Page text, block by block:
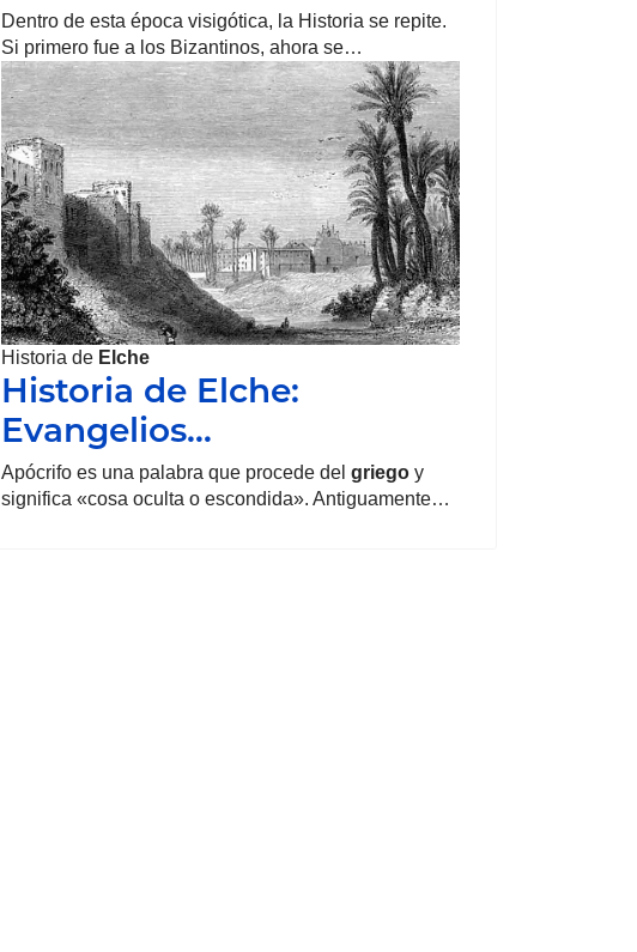
Dentro de esta época visigótica, la Historia se repite.
Si primero fue a los Bizantinos, ahora se…
Historia de Elche
Historia de Elche:
Evangelios…
Apócrifo es una palabra que procede del griego y
significa «cosa oculta o escondida». Antiguamente…